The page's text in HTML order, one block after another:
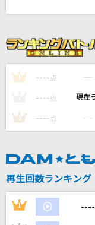
[生音]DESTINY
STAY with ME
マカロニえんぴつ
＝LOVE
Aimer(エメ)
†吸tie Ladies†
ソフィー・トワイライト
1 ---- 点 ----
---- 点 ----
3 ---- 点 ----
再生回数ランキング
1 ----